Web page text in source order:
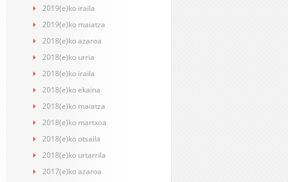
2019(e)ko iraila
2019(e)ko maiatza
2018(e)ko azaroa
2018(e)ko urria
2018(e)ko iraila
2018(e)ko ekaina
2018(e)ko maiatza
2018(e)ko martxoa
2018(e)ko otsaila
2018(e)ko urtarrila
2017(e)ko azaroa